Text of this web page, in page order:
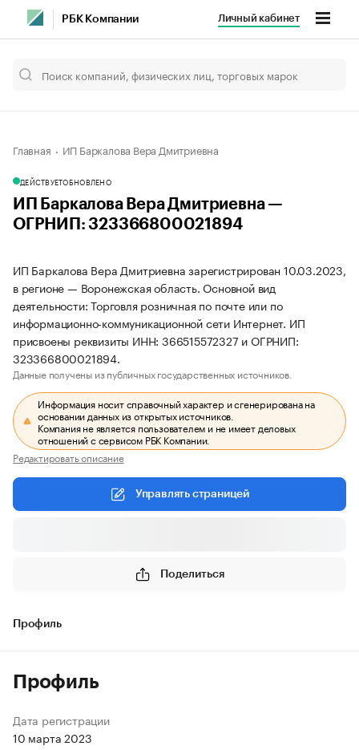
РБК Компании Личный кабинет
Главная ИП Баркалова Вера Дмитриевна
ДЕЙСТВУЕТОБНОВЛЕНО
ИП Баркалова Вера Дмитриевна —
ОГРНИП: 323366800021894
ИП Баркалова Вера Дмитриевна зарегистрирован 10.03.2023,
в регионе — Воронежская область. Основной вид
деятельности: Торговля розничная по почте или по
информационно-коммуникационной сети Интернет. ИП
присвоены реквизиты ИНН: 366515572327 и ОГРНИП:
323366800021894.
Данные получены из публичных государственных источников.
Информация носит справочный характер и сгенерирована на
основании данных из открытых источников.
Компания не является пользователем и не имеет деловых
отношений с сервисом РБК Компании.
Редактировать описание
Управлять страницей
Поделиться
Профиль
Профиль
Дата регистрации
10 марта 2023